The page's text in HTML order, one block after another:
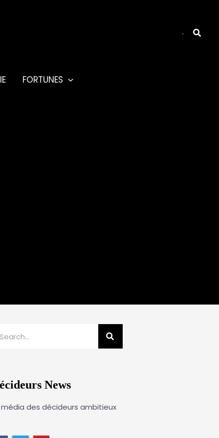
FORTUNES
News
média des décideurs ambitieux